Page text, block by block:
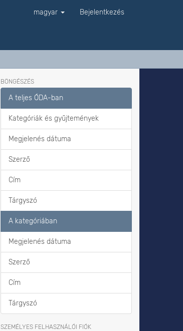
magyar Bejelentkezés
BÖNGÉSZÉS
A teljes ÓDA-ban
Kategóriák és gyűjtemények
Megjelenés dátuma
Szerző
Cím
Tárgyszó
A kategóriában
Megjelenés dátuma
Szerző
Cím
Tárgyszó
SZEMÉLYES FELHASZNÁLÓI FIÓK